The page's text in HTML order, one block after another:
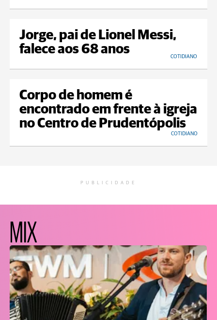
Jorge, pai de Lionel Messi,
falece aos 68 anos
COTIDIANO
Corpo de homem é
encontrado em frente à igreja
no Centro de Prudentópolis
COTIDIANO
PUBLICIDADE
MIX